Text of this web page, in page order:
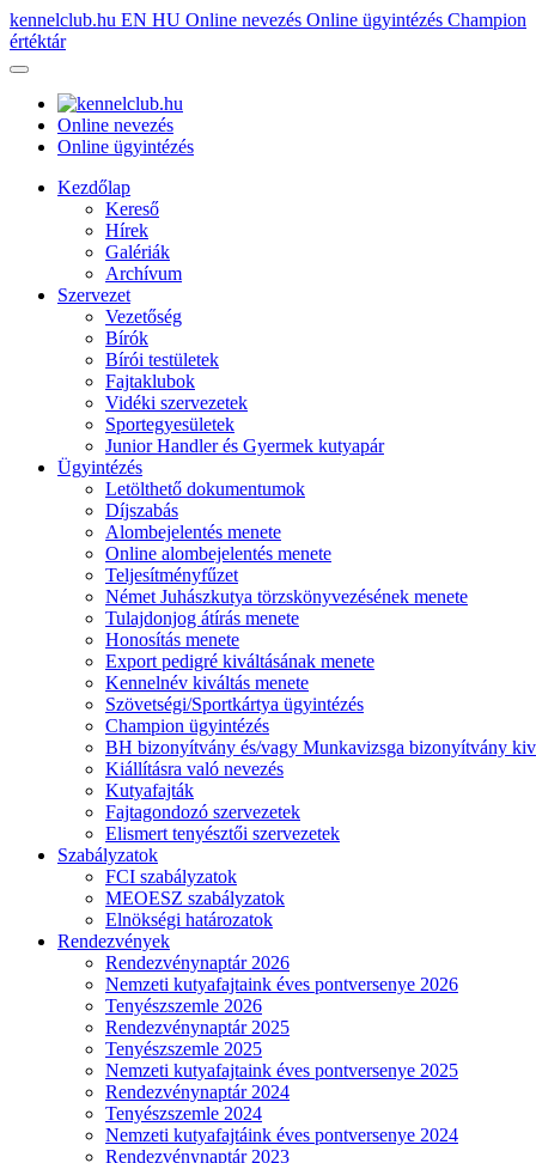
kennelclub.hu EN HU Online nevezés Online ügyintézés Champion
értéktár
Online nevezés
Online ügyintézés
Kezdőlap
Kereső
Hírek
Galériák
Archívum
Szervezet
Vezetőség
Bírók
Bírói testületek
Fajtaklubok
Vidéki szervezetek
Sportegyesületek
Junior Handler és Gyermek kutyapár
Ügyintézés
Letölthető dokumentumok
Díjszabás
Alombejelentés menete
Online alombejelentés menete
Teljesítményfűzet
Német Juhászkutya törzskönyvezésének menete
Tulajdonjog átírás menete
Honosítás menete
Export pedigré kiváltásának menete
Kennelnév kiváltás menete
Szövetségi/Sportkártya ügyintézés
Champion ügyintézés
BH bizonyítvány és/vagy Munkavizsga bizonyítvány
Kiállításra való nevezés
Kutyafajták
Fajtagondozó szervezetek
Elismert tenyésztői szervezetek
Szabályzatok
FCI szabályzatok
MEOESZ szabályzatok
Elnökségi határozatok
Rendezvények
Rendezvénynaptár 2026
Nemzeti kutyafajtaink éves pontversenye 2026
Tenyészszemle 2026
Rendezvénynaptár 2025
Tenyészszemle 2025
Nemzeti kutyafajtaink éves pontversenye 2025
Rendezvénynaptár 2024
Tenyészszemle 2024
Nemzeti kutyafajtáink éves pontversenye 2024
Rendezvénynaptár 2023